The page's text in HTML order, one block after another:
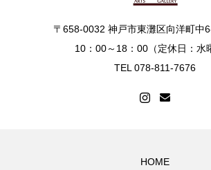
〒658-0032 神戸市東灘区向洋町中
10：00～18：00（定休日：水
TEL 078-811-7676
HOME